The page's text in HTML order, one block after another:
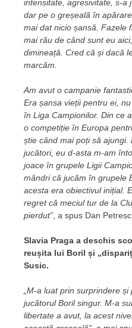
intensitate, agresivitate, s-a
dar pe o greșeală în
mai dat nicio șansă. Fazele
mai rău de când sunt eu
dimineață. Cred că și dacă
marcăm.
Am avut o campanie
Era șansa vieții pentru ei,
în Liga Campionilor. Din ce
o competiție în Europa
știe când mai poți să
jucători, eu d-asta m-am
joace în grupele Ligii
mândri că jucăm în grupele
acesta era obiectivul inițial.
regret că meciul tur de la
pierdut” , a spus Dan
Slavia Praga a deschis
reușita lui Boril și
Susic.
„M-a luat prin surprindere
jucătorul Boril singur. M-a
libertate a avut, la acest